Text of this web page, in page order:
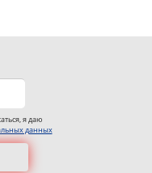
я даю
данных